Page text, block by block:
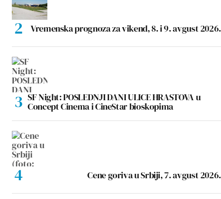
Vremenska prognoza za vikend, 8. i 9. avgust 2026.
SF Night: POSLEDNJI DANI ULICE HRASTOVA u
Concept Cinema i CineStar bioskopima
Cene goriva u Srbiji, 7. avgust 2026.